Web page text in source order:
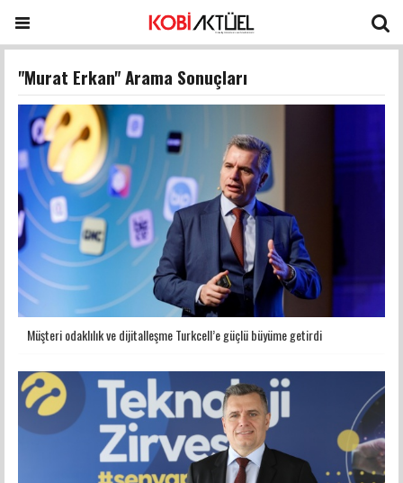
"Murat Erkan" Arama Sonuçları
Müşteri odaklılık ve dijitalleşme Turkcell’e güçlü büyüme getirdi